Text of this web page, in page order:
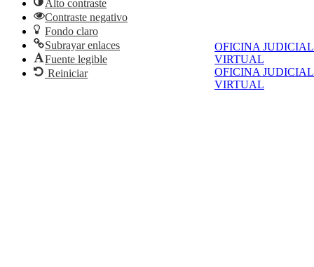
OFICINA JUDICIAL
VIRTUAL
OFICINA JUDICIAL
VIRTUAL
Alto contraste
Contraste negativo
Fondo claro
Subrayar enlaces
Fuente legible
Reiniciar